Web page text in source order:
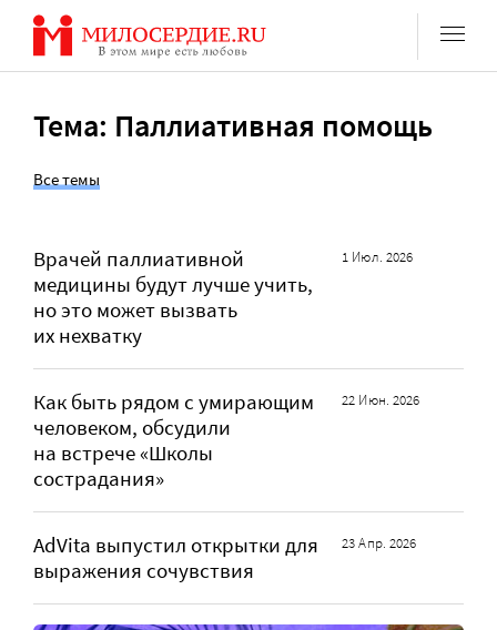
Перейти
содержанию
Тема: Паллиативная помощь
Все темы
Врачей паллиативной
медицины будут лучше учить,
но это может вызвать
их нехватку
1 Июл. 2026
Как быть рядом с умирающим
человеком, обсудили
на встрече «Школы
сострадания»
22 Июн. 2026
AdVita выпустил открытки для
выражения сочувствия
23 Апр. 2026